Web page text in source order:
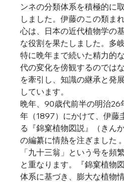
ンネの分類体系を積極的に
しました。伊藤のこの類ま
心は、日本の近代植物学の
な役割を果たしました。多
特に晩年まで続いた精力的
代の変化を傍観するのでは
を牽引し、知識の継承と発
しています。
晩年、90歳代前半の明治26
年（1897）にかけて、伊藤
る『錦窠植物図説』（きん
の編纂に情熱を注ぎました
「九十三翁」という号を頻
と重なります。『錦窠植物
体系に基づき、膨大な植物